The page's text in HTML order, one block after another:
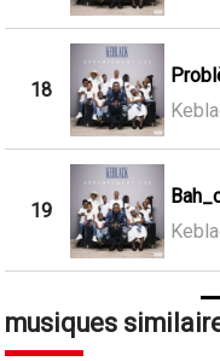
18
19
musiques